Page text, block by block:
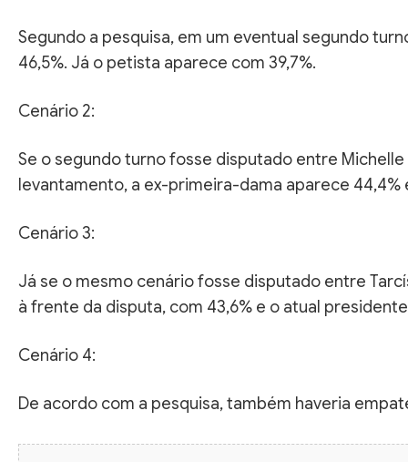
Segundo a pesquisa, em um eventual segundo
46,5%. Já o petista aparece com 39,7%.
Cenário 2:
Se o segundo turno fosse disputado entre
levantamento, a ex-primeira-dama aparece 44,4%
Cenário 3:
Já se o mesmo cenário fosse disputado entre
à frente da disputa, com 43,6% e o atual
Cenário 4:
De acordo com a pesquisa, também haveria